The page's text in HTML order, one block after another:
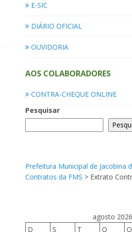
E-SIC
DIÁRIO OFICIAL
OUVIDORIA
AOS COLABORADORES
CONTRA-CHEQUE ONLINE
Pesquisar
Prefeitura Municipal de Jacobina
Contratos da FMS > Extrato
agosto 2026
D
S T Q Q